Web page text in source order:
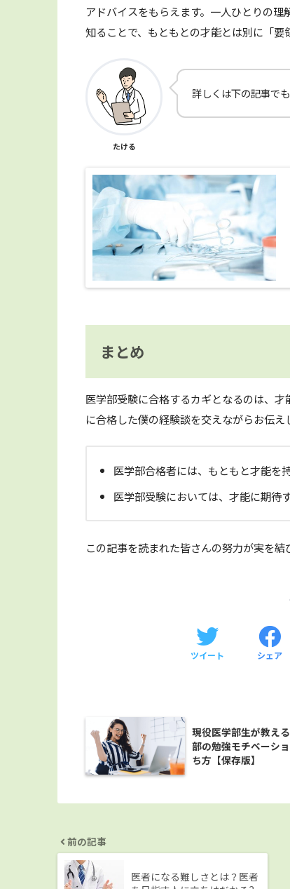
アドバイスをもらえます。一人ひとりの
知ることで、もともとの才能とは別に「要
たける
詳しくは下の記事で
まとめ
医学部受験に合格するカギとなるのは、
に合格した僕の経験談を交えながらお伝え
医学部合格者には、もともと才能を
医学部受験においては、才能に期待
この記事を読まれた皆さんの努力が実を結
ツイート シェア
現役医学部生が教え
部の勉強モチベーシ
ち方【保存版】
前の記事
医者になる難しさとは？医者